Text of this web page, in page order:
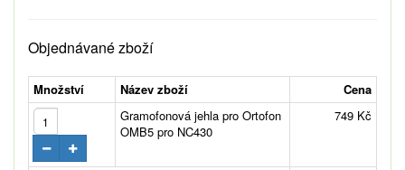
Objednávané zboží
Množství Název zboží
Cena
Gramofonová jehla pro Ortofon
OMB5 pro NC430
749 Kč